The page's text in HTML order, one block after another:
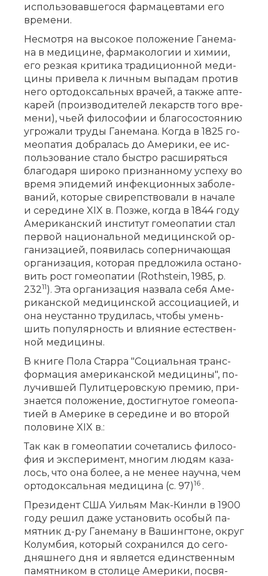
ис­поль­зо­вав­ше­го­ся фар­ма­цев­та­ми его
вре­ме­ни.
Не­смот­ря на вы­со­кое по­ло­же­ние Га­не­ма­
на в ме­ди­ци­не, фар­ма­ко­ло­гии и хи­мии,
его рез­кая кри­ти­ка тра­ди­ци­он­ной ме­ди­
ци­ны при­ве­ла к лич­ным вы­па­дам про­тив
не­го ор­то­док­саль­ных вра­чей, а так­же ап­те­
ка­рей (про­из­во­ди­те­лей ле­карств то­го вре­
ме­ни), чьей фи­ло­со­фии и бла­го­со­сто­я­нию
угро­жа­ли тру­ды Га­не­ма­на. Ко­гда в 1825 го­
мео­па­тия до­бра­лась до Аме­ри­ки, ее ис­
поль­зо­ва­ние ста­ло быст­ро рас­ши­рять­ся
бла­го­да­ря ши­ро­ко при­знан­но­му успе­ху во
вре­мя эпи­де­мий ин­фек­ци­он­ных за­бо­ле­
ва­ний, ко­то­рые сви­реп­ство­ва­ли в на­ча­ле
и се­ре­ди­не XIX в. Поз­же, ко­гда в 1844 го­ду
Аме­ри­кан­ский ин­сти­тут го­мео­па­тии стал
пер­вой на­ци­о­наль­ной ме­ди­цин­ской ор­
га­ни­за­ци­ей, по­яви­лась со­пер­ни­ча­ю­щая
ор­га­ни­за­ция, ко­то­рая пред­ло­жи­ла оста­но­
вить рост го­мео­па­тии (Rothstein, 1985, p.
23211). Эта ор­га­ни­за­ция на­зва­ла се­бя Аме­
ри­кан­ской ме­ди­цин­ской ас­со­ци­а­ци­ей, и
она не­устан­но тру­ди­лась, что­бы умень­
шить по­пу­ляр­ность и вли­я­ние есте­ствен­
ной ме­ди­ци­ны.
В кни­ге По­ла Стар­ра "Со­ци­аль­ная транс­
фор­ма­ция аме­ри­кан­ской ме­ди­ци­ны", по­
лу­чив­шей Пу­лит­це­ров­скую пре­мию, при­
зна­ет­ся по­ло­же­ние, до­стиг­ну­тое го­мео­па­
ти­ей в Аме­ри­ке в се­ре­ди­не и во вто­рой
по­ло­ви­не XIX в.:
Так как в го­мео­па­тии со­че­та­лись фи­ло­со­
фия и экс­пе­ри­мент, мно­гим лю­дям ка­за­
лось, что она бо­лее, а не ме­нее на­уч­на, чем
ор­то­док­саль­ная ме­ди­ци­на (с. 97)16 .
Пре­зи­дент США Уи­льям Мак-Кин­ли в 1900
го­ду ре­шил да­же уста­но­вить осо­бый па­
мят­ник д-ру Га­не­ма­ну в Ва­шинг­то­не, округ
Ко­лум­бия, ко­то­рый со­хра­нил­ся до се­го­
дняш­не­го дня и яв­ля­ет­ся един­ствен­ным
па­мят­ни­ком в сто­ли­це Аме­ри­ки, по­свя­